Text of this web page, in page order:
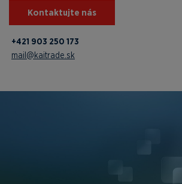
Kontaktujte nás
+421 903 250 173
mail@kaitrade.sk